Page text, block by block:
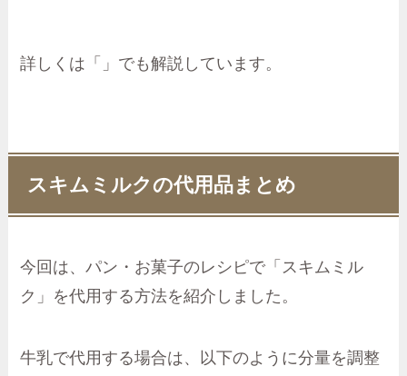
詳しくは「」でも解説しています。
スキムミルクの代用品まとめ
今回は、パン・お菓子のレシピで「スキムミル
ク」を代用する方法を紹介しました。
牛乳で代用する場合は、以下のように分量を調整